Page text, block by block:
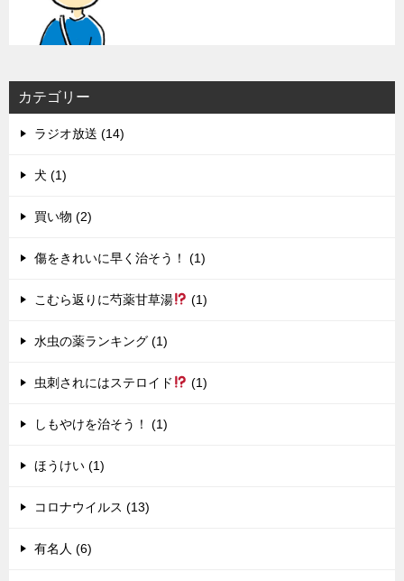
カテゴリー
ラジオ放送 (14)
犬 (1)
買い物 (2)
傷をきれいに早く治そう！ (1)
こむら返りに芍薬甘草湯 (1)
水虫の薬ランキング (1)
虫刺されにはステロイド (1)
しもやけを治そう！ (1)
ほうけい (1)
コロナウイルス (13)
有名人 (6)